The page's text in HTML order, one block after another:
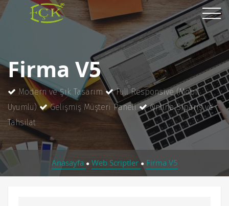
Firma V5
Modern ve Şık Tasarım
Full Responsive (Mobil
Uyumlu)
Gelişmiş Müşteri Paneli
Online Sipariş ve
Tahsilat
Anasayfa ● Web Scriptler ● Firma V5